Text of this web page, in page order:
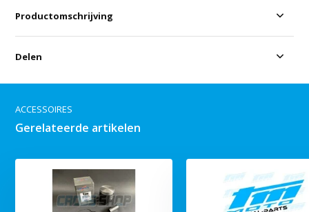
Productomschrijving
Delen
ACCESSOIRES
Gerelateerde artikelen